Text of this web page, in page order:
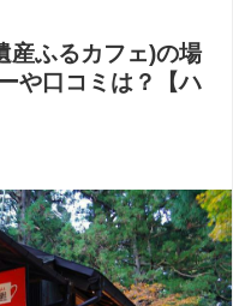
産ふるカフェ)の場
や口コミは？【ハ